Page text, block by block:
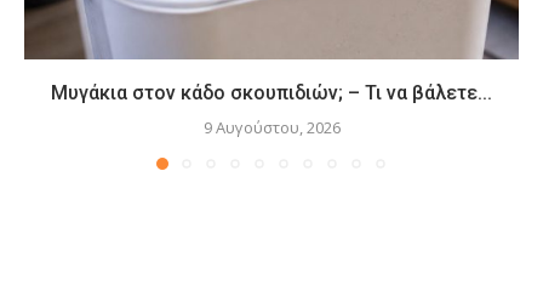
Μυγάκια στον κάδο σκουπιδιών; – Τι να βάλετε...
9 Αυγούστου, 2026